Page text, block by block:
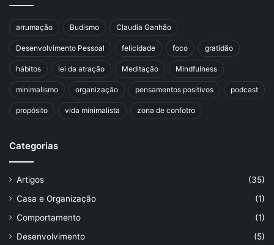
arrumação Budismo Claudia Ganhão
Desenvolvimento Pessoal felicidade foco gratidão
hábitos lei da atração Meditação Mindfulness
minimalismo organização pensamentos positivos podcast
propósito vida minimalista zona de confotro
Categorias
Artigos
(35)
Casa e Organização
(1)
Comportamento
(1)
Desenvolvimento
(5)